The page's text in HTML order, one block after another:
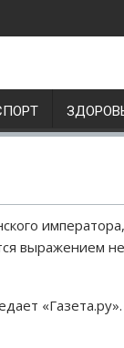
выражением